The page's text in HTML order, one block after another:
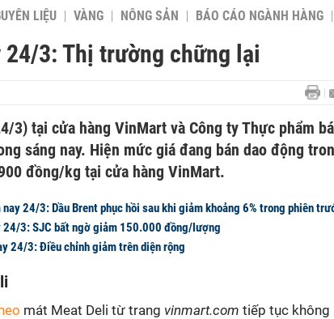
LIỆU VÀNG NÔNG SẢN BÁO CÁO NGÀNH HÀNG
24/3: Thị trường chững lại
3) tại cửa hàng VinMart và Công ty Thực phẩm
sáng nay. Hiện mức giá đang bán dao động
đồng/kg tại cửa hàng VinMart.
nay 24/3: Dầu Brent phục hồi sau khi giảm khoảng 6% trong phiên
24/3: SJC bất ngờ giảm 150.000 đồng/lượng
24/3: Điều chỉnh giảm trên diện rộng
mát Meat Deli từ trang vinmart.com tiếp tục không